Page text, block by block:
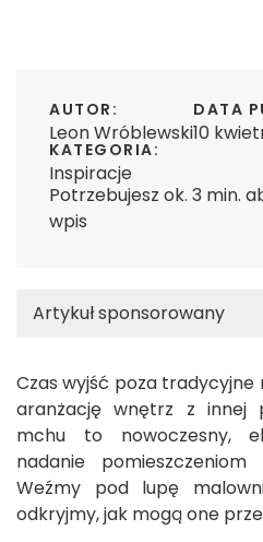
AUTOR:
Leon Wróblewski
DATA
10
KATEGORIA:
Inspiracje
Potrzebujesz ok. 3 min.
wpis
Artykuł sponsorowany
Czas wyjść poza tradycyjne
aranżację wnętrz z innej
mchu to nowoczesny,
nadanie
Weźmy pod lupę
odkryjmy, jak mogą one